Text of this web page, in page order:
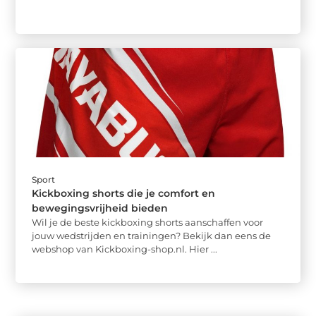
Sport
Kickboxing shorts die je comfort en
bewegingsvrijheid bieden
Wil je de beste kickboxing shorts aanschaffen voor
jouw wedstrijden en trainingen? Bekijk dan eens de
webshop van Kickboxing-shop.nl. Hier ...